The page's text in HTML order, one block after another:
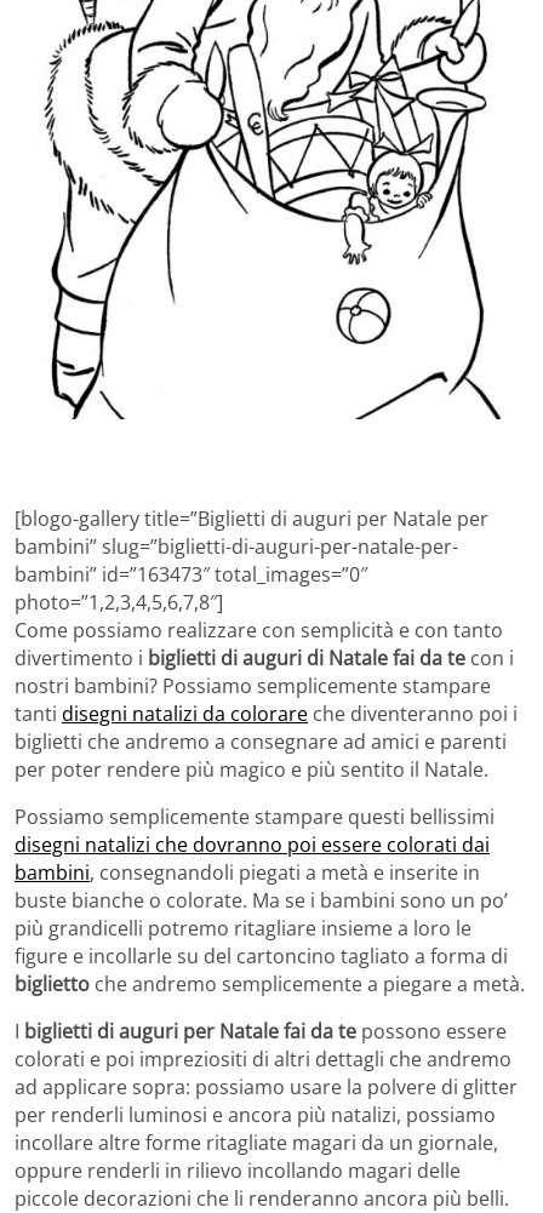
[blogo-gallery title=”Biglietti di auguri per Natale per
bambini” slug=”biglietti-di-auguri-per-natale-per-
bambini” id=”163473″ total_images=”0″
photo=”1,2,3,4,5,6,7,8″]
Come possiamo realizzare con semplicità e con tanto
divertimento i biglietti di auguri di Natale fai da te con i
nostri bambini? Possiamo semplicemente stampare
tanti disegni natalizi da colorare che diventeranno poi i
biglietti che andremo a consegnare ad amici e parenti
per poter rendere più magico e più sentito il Natale.
Possiamo semplicemente stampare questi bellissimi
disegni natalizi che dovranno poi essere colorati dai
bambini, consegnandoli piegati a metà e inserite in
buste bianche o colorate. Ma se i bambini sono un po’
più grandicelli potremo ritagliare insieme a loro le
figure e incollarle su del cartoncino tagliato a forma di
biglietto che andremo semplicemente a piegare a metà.
I biglietti di auguri per Natale fai da te possono essere
colorati e poi impreziositi di altri dettagli che andremo
ad applicare sopra: possiamo usare la polvere di glitter
per renderli luminosi e ancora più natalizi, possiamo
incollare altre forme ritagliate magari da un giornale,
oppure renderli in rilievo incollando magari delle
piccole decorazioni che li renderanno ancora più belli.